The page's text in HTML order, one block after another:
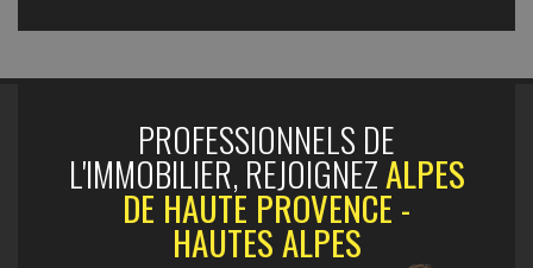
PROFESSIONNELS DE
L'IMMOBILIER, REJOIGNEZALPES
DE HAUTE PROVENCE -
HAUTES ALPES